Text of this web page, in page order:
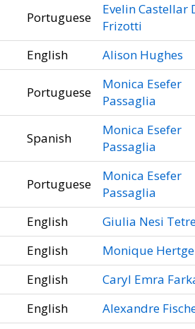
Portuguese
Evelin Castellar
Frizotti
English Alison Hughes
Portuguese
Monica Esefer
Passaglia
Spanish
Monica Esefer
Passaglia
Portuguese
Monica Esefer
Passaglia
English Giulia Nesi
English Monique
English Caryl Emra
English Alexandre